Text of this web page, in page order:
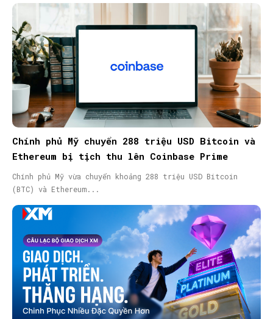
Chính phủ Mỹ chuyển 288 triệu USD Bitcoin và
Ethereum bị tịch thu lên Coinbase Prime
Chính phủ Mỹ vừa chuyển khoảng 288 triệu USD Bitcoin
(BTC) và Ethereum...